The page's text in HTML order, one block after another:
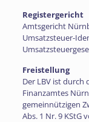
Registergericht
Amtsgericht
Umsatzsteuer-
Freistellung
Der LBV ist durch
Finanzamtes
gemeinnützigen
Abs. 1 Nr. 9 KStG